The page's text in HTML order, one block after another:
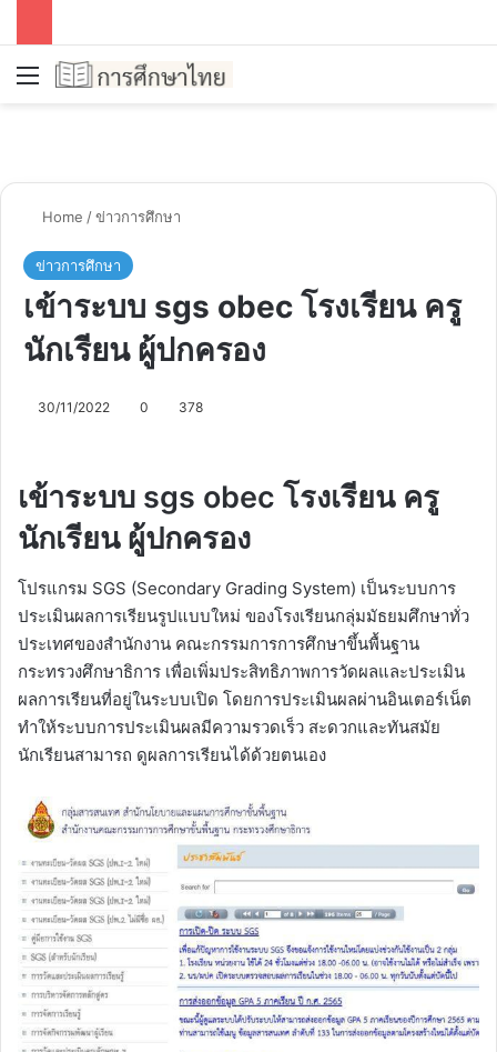
Menu
Home /ข่าวการศึกษา
ข่าวการศึกษา
เข้าระบบ sgs obec โรงเรียน ครู
นักเรียน ผู้ปกครอง
30/11/2022 0 378
เข้าระบบ sgs obec โรงเรียน ครู
นักเรียน ผู้ปกครอง
โปรแกรม SGS (Secondary Grading System) เป็นระบบการ
ประเมินผลการเรียนรูปแบบใหม่ ของโรงเรียนกลุ่มมัธยมศึกษาทั่ว
ประเทศของสำนักงาน คณะกรรมการการศึกษาขึ้นพื้นฐาน
กระทรวงศึกษาธิการ เพื่อเพิ่มประสิทธิภาพการวัดผลและประเมิน
ผลการเรียนที่อยู่ในระบบเปิด โดยการประเมินผลผ่านอินเตอร์เน็ต
ทำให้ระบบการประเมินผลมีความรวดเร็ว สะดวกและทันสมัย
นักเรียนสามารถ ดูผลการเรียนได้ด้วยตนเอง